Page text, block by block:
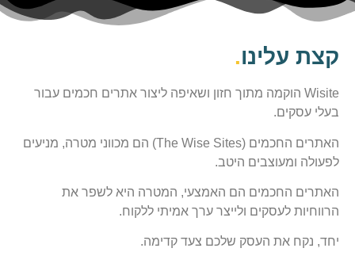
קצת עלינו.
Wisite הוקמה מתוך חזון ושאיפה ליצור אתרים חכמים עבור
בעלי עסקים.
האתרים החכמים (The Wise Sites) הם מכווני מטרה, מניעים
לפעולה ומעוצבים היטב.
האתרים החכמים הם האמצעי, המטרה היא לשפר את
הרווחיות לעסקים ולייצר ערך אמיתי ללקוח.
יחד, נקח את העסק שלכם צעד קדימה.